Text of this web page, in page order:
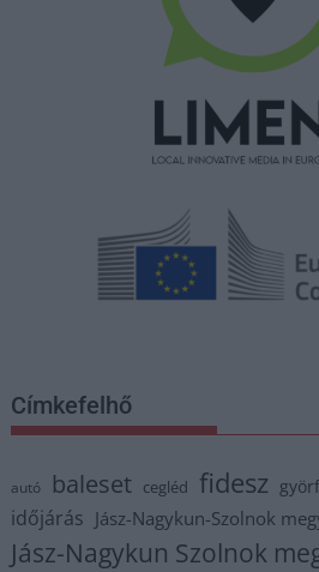
Címkefelhő
autó baleset cegléd fidesz
időjárás Jász-Nagykun-Szolnok
Jász-Nagykun Szolnok